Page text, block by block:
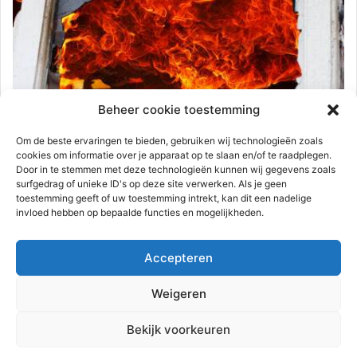
Beheer cookie toestemming
Om de beste ervaringen te bieden, gebruiken wij technologieën zoals
cookies om informatie over je apparaat op te slaan en/of te raadplegen.
Door in te stemmen met deze technologieën kunnen wij gegevens zoals
surfgedrag of unieke ID's op deze site verwerken. Als je geen
toestemming geeft of uw toestemming intrekt, kan dit een nadelige
invloed hebben op bepaalde functies en mogelijkheden.
Accepteren
Weigeren
Bekijk voorkeuren
112-rijnmond 25 februari 2024 0 2.367
Woning verwoest door uitslaande brand
| Tas Brielle
Brielle – In een woning aan de Tas is in de nacht van zaterdag